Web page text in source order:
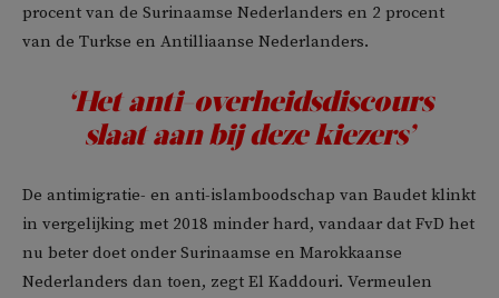
procent van de Surinaamse Nederlanders en 2 procent
van de Turkse en Antilliaanse Nederlanders.
‘Het anti-overheidsdiscours
slaat aan bij deze kiezers’
De antimigratie- en anti-islamboodschap van Baudet klinkt
in vergelijking met 2018 minder hard, vandaar dat FvD het
nu beter doet onder Surinaamse en Marokkaanse
Nederlanders dan toen, zegt El Kaddouri. Vermeulen